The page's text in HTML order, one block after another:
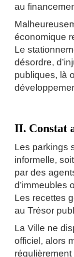
au
économique
Le
désordre,
publiques, là
II. Constat
Les parkings
informelle,
par des
d’immeubles
Les recettes
au Trésor
La Ville ne
officiel, alors